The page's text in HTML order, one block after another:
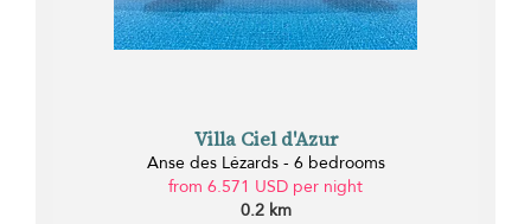
Villa Ciel d'Azur
Anse des Lézards - 6 bedrooms
from 6.571 USD per night
0.2 km